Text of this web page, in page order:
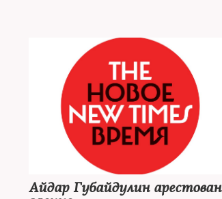
Айдар Губайдулин арестован